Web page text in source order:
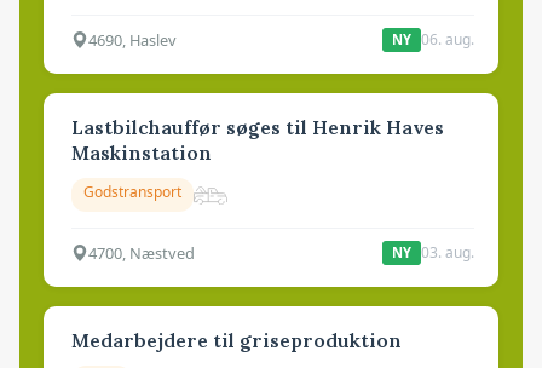
4690, Haslev NY 06. aug.
Lastbilchauffør søges til Henrik Haves
Maskinstation
Godstransport
4700, Næstved NY 03. aug.
Medarbejdere til griseproduktion